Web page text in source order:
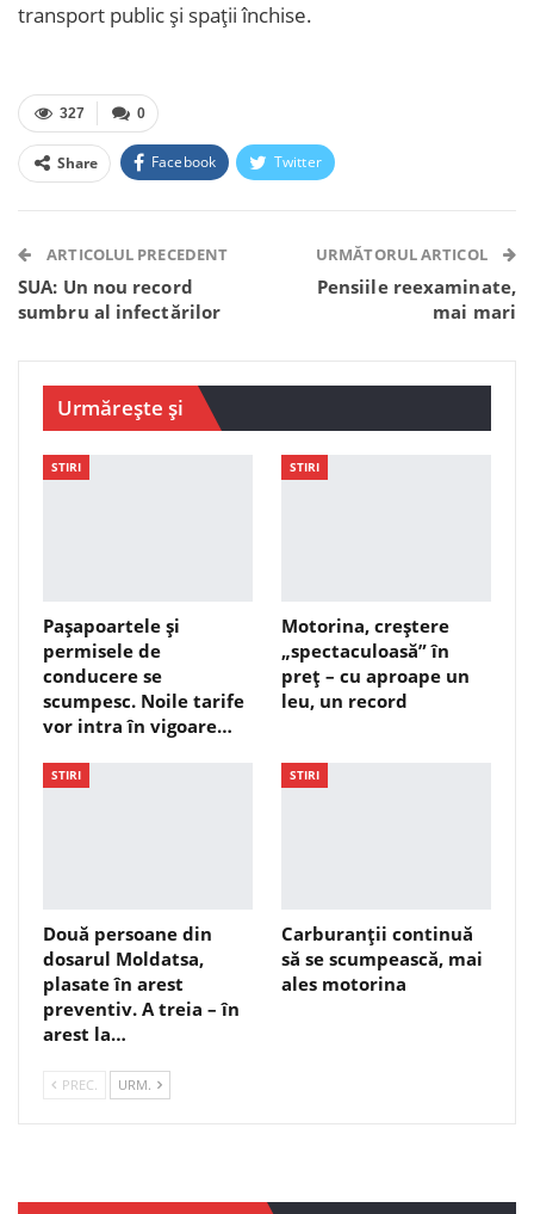
transport public și spații închise.
0
327
Share Facebook Twitter
Telegram WhatsApp Viber
ARTICOLUL PRECEDENT
SUA: Un nou record
sumbru al infectărilor
URMĂTORUL ARTICOL
Pensiile reexaminate,
mai mari
Urmărește și
STIRI
Pașapoartele și
permisele de
conducere se
scumpesc. Noile tarife
vor intra în vigoare…
STIRI
Motorina, creștere
„spectaculoasă” în
preț – cu aproape un
leu, un record
STIRI
Două persoane din
dosarul Moldatsa,
plasate în arest
preventiv. A treia – în
arest la…
STIRI
Carburanții continuă
să se scumpească, mai
ales motorina
PREC. URM.